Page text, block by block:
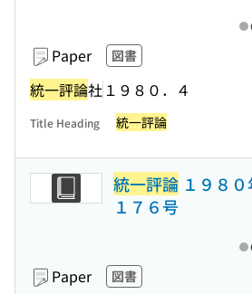
Paper 図書
統一評論社 １９８０．４
Title Heading 統一評論
統一評論 １９８
１７６号
Paper 図書